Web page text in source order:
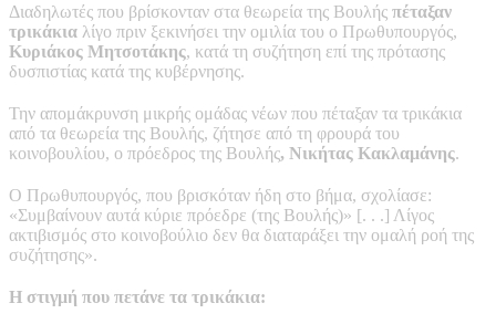
Διαδηλωτές που βρίσκονταν στα θεωρεία της Βουλής πέταξαν
τρικάκια λίγο πριν ξεκινήσει την ομιλία του ο Πρωθυπουργός,
Κυριάκος Μητσοτάκης, κατά τη συζήτηση επί της πρότασης
δυσπιστίας κατά της κυβέρνησης.
Την απομάκρυνση μικρής ομάδας νέων που πέταξαν τα τρικάκια
από τα θεωρεία της Βουλής, ζήτησε από τη φρουρά του
κοινοβουλίου, ο πρόεδρος της Βουλής, Νικήτας Κακλαμάνης.
Ο Πρωθυπουργός, που βρισκόταν ήδη στο βήμα, σχολίασε:
«Συμβαίνουν αυτά κύριε πρόεδρε (της Βουλής)» [. . .] Λίγος
ακτιβισμός στο κοινοβούλιο δεν θα διαταράξει την ομαλή ροή της
συζήτησης».
Η στιγμή που πετάνε τα τρικάκια: